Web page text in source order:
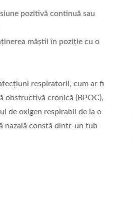
pozitivă continuă sau
măștii în poziție cu o
respiratorii, cum ar fi
obstructivă cronică (BPOC),
de oxigen respirabil de la o
nazală constă dintr-un tub